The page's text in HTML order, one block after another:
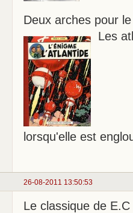
Deux arches pour
Les
lorsqu'elle est
26-08-2011 13:50:53
Le classique de